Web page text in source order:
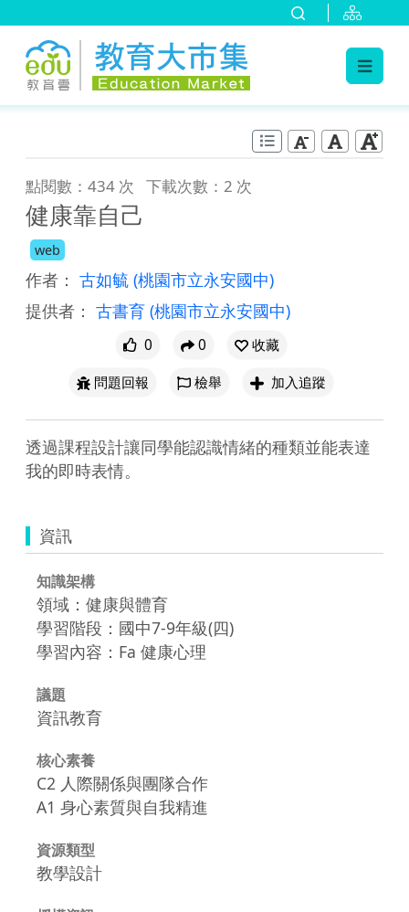
點閱數：434 次 下載次數：2 次
健康靠自己
web
作者： 古如毓 (桃園市立永安國中)
提供者： 古書育 (桃園市立永安國中)
0 0
收藏
問題回報
檢舉 加入追蹤
透過課程設計讓同學能認識情緒的種類並能表達
我的即時表情。
資訊
知識架構
領域：健康與體育
學習階段：國中7-9年級(四)
學習內容：Fa 健康心理
議題
資訊教育
核心素養
C2 人際關係與團隊合作
A1 身心素質與自我精進
資源類型
教學設計